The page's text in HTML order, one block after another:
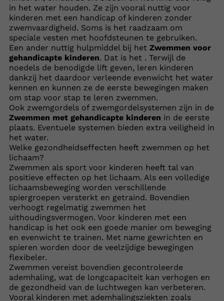
in het water houden. Ze zijn vooral nuttig voor
kinderen met een handicap of kinderen zonder
zwemvaardigheid. Soms is het raadzaam om
speciale vesten met hoofdsteunen te gebruiken.
Een ander nuttig hulpmiddel bij het Zwemmen voor
gehandicapte kinderen. Dat is het . Terwijl de
noedels de benodigde lift geven, leren kinderen
dankzij het daardoor verleende evenwicht het water
kennen en kunnen ze de eerste bewegingen maken
om stap voor stap te leren zwemmen.
Ook zwemgordels of zwemgordelsystemen zijn in de
Zwemmen met gehandicapte kinderen in de eerste
plaats. Eventuele systemen bieden extra veiligheid in
het water.
Welke gezondheidseffecten heeft zwemmen op het
lichaam?
Zwemmen als sport voor kinderen heeft tal van
positieve effecten op het lichaam. Als een volledige
lichaamsbeweging worden verschillende
spiergroepen versterkt en getraind. Bovendien
verhoogt regelmatig zwemmen het
uithoudingsvermogen. Voor kinderen met een
handicap is het ook een goede manier om beweging
en evenwicht te trainen. Met name gewrichten en
spieren worden door de veelzijdige bewegingen
flexibeler.
Zwemmen vereist bovendien gecontroleerde
ademhaling, wat de longcapaciteit kan verhogen en
de gezondheid van de luchtwegen kan verbeteren.
Vooral kinderen met ademhalingsziekten zoals